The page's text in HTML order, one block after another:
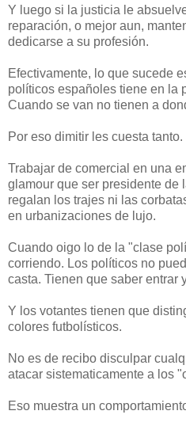
Y luego si la justicia le
reparación, o mejor aun,
dedicarse a su profesión.
Efectivamente, lo que sucede
políticos españoles tiene en la
Cuando se van no tienen a
Por eso dimitir les cuesta tanto.
Trabajar de comercial en una
glamour que ser presidente de
regalan los trajes ni las
en urbanizaciones de lujo.
Cuando oigo lo de la "clase
corriendo. Los políticos no
casta. Tienen que saber entrar
Y los votantes tienen que
colores futbolísticos.
No es de recibo disculpar
atacar sistematicamente a los
Eso muestra un